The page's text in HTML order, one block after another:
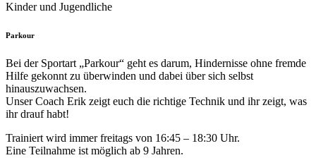
Kinder und Jugendliche
Parkour
Bei der Sportart „Parkour“ geht es darum, Hindernisse ohne fremde
Hilfe gekonnt zu überwinden und dabei über sich selbst
hinauszuwachsen.
Unser Coach Erik zeigt euch die richtige Technik und ihr zeigt, was
ihr drauf habt!
Trainiert wird immer freitags von 16:45 – 18:30 Uhr.
Eine Teilnahme ist möglich ab 9 Jahren.